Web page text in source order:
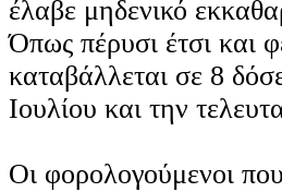
έλαβε μηδενικό
Όπως πέρυσι έτσι και
καταβάλλεται σε 8
Ιουλίου και την
Οι φορολογούμενοι